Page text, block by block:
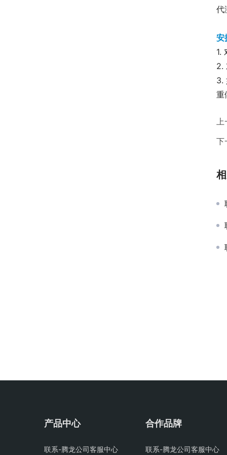
代
安
1.
2.
3.
重
上
下
产品中心
联系-腾龙公司客服中心
合作品牌
联系-腾龙公司客服中心